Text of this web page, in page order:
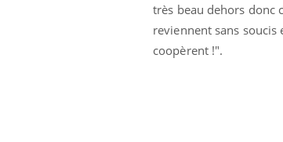
très beau dehors donc
reviennent sans
coopèrent !".